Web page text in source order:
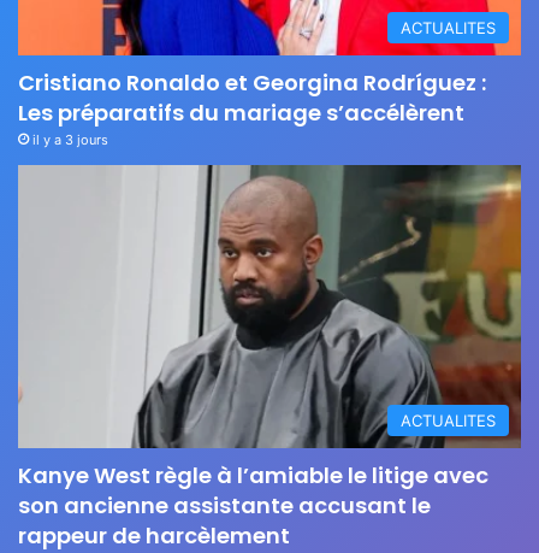
ACTUALITES
Cristiano Ronaldo et Georgina Rodríguez :
Les préparatifs du mariage s’accélèrent
il y a 3 jours
ACTUALITES
Kanye West règle à l’amiable le litige avec
son ancienne assistante accusant le
rappeur de harcèlement